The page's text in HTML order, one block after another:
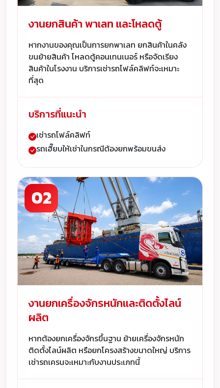
งานยกสินค้า พาเลท และโหลดตู้
หากงานของคุณเป็นการยกพาเลท ยกสินค้าในคลัง
ขนย้ายสินค้า โหลดตู้คอนเทนเนอร์ หรือจัดเรียง
สินค้าในโรงงาน บริการเช่ารถโฟล์คลิฟท์จะเหมาะ
ที่สุด
บริการที่แนะนำ
เช่ารถโฟล์คลิฟท์
รถเฮี๊ยบให้เช่าในกรณีต้องยกพร้อมขนส่ง
02
งานยกเครื่องจักรหนักและติดตั้งไลน์
ผลิต
หากต้องยกเครื่องจักรขึ้นฐาน ย้ายเครื่องจักรหนัก
ติดตั้งไลน์ผลิต หรือยกโครงสร้างขนาดใหญ่ บริการ
เช่ารถเครนจะเหมาะกับงานประเภทนี้